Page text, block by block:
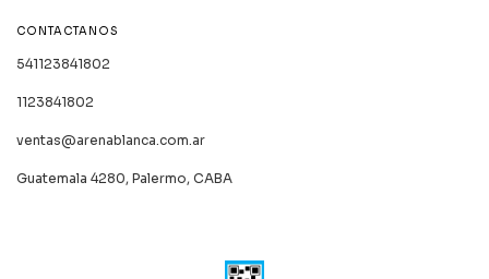
CONTACTANOS
541123841802
1123841802
ventas@arenablanca.com.ar
Guatemala 4280, Palermo, CABA